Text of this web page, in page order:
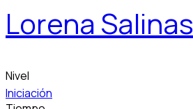
Lorena Salinas
Nivel
Iniciación